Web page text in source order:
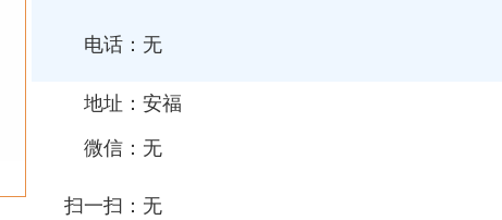
电话： 无
地址： 安福
微信： 无
扫一扫： 无